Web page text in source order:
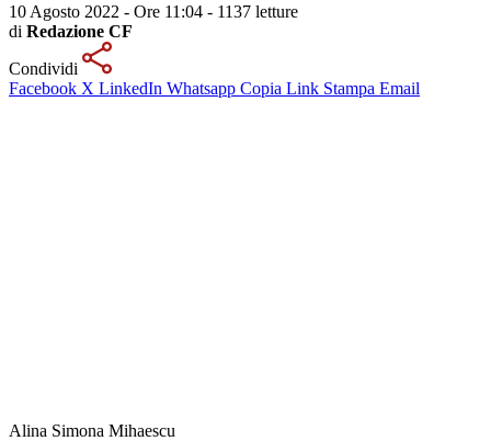
10 Agosto 2022 - Ore 11:04 - 1137 letture
di Redazione CF
Condividi
Facebook X LinkedIn Whatsapp Copia Link Stampa Email
Alina Simona Mihaescu